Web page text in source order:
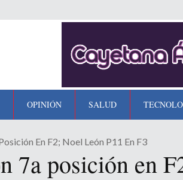
OPINIÓN SALUD
En F2; Noel León P11 En F3
7a posición en